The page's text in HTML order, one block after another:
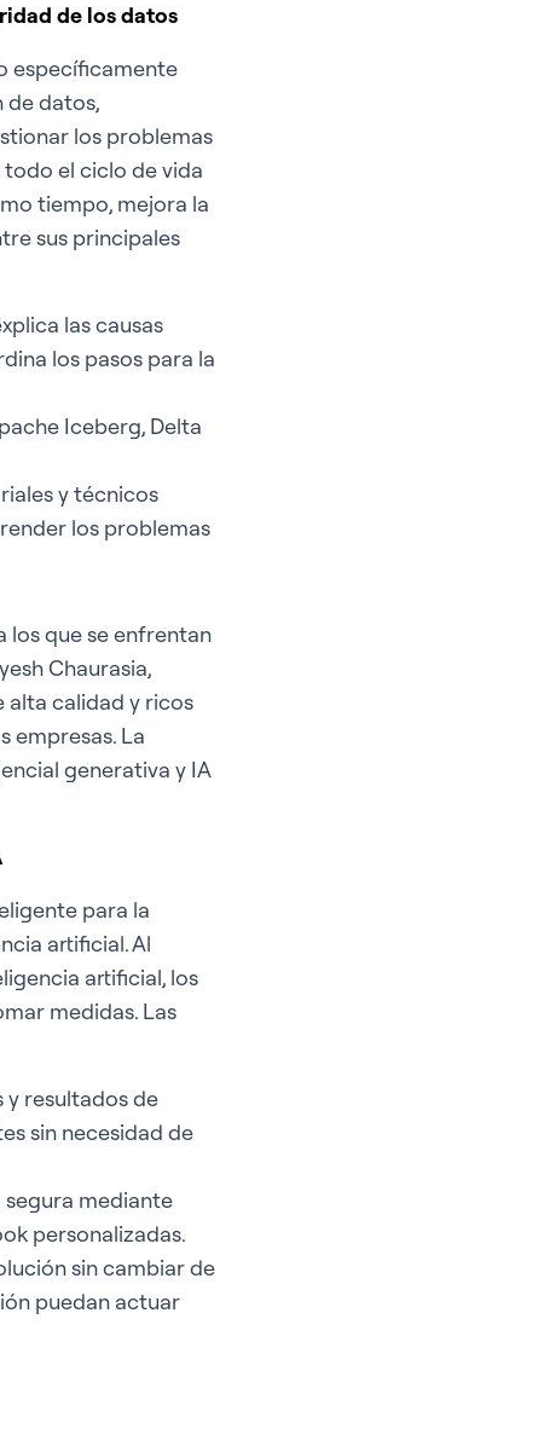
de los datos
específicamente
de datos,
los problemas
el ciclo de vida
tiempo, mejora la
sus principales
las causas
los pasos para la
Iceberg, Delta
y técnicos
los problemas
los que se enfrentan
Chaurasia,
alta calidad y ricos
empresas. La
generativa y IA
para la
artificial. Al
artificial, los
medidas. Las
y resultados de
sin necesidad de
mediante
personalizadas.
sin cambiar de
puedan actuar